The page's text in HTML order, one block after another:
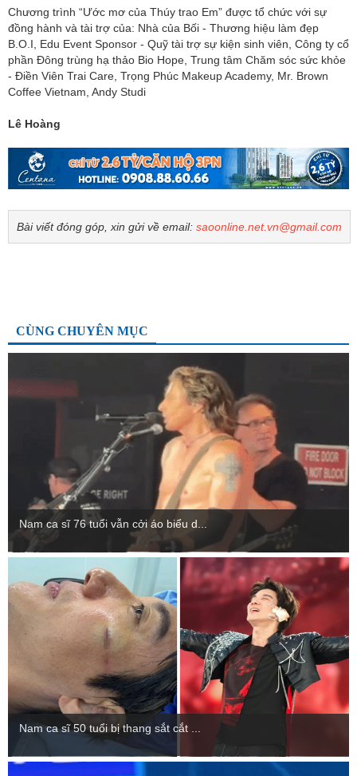
Chương trình “Ước mơ của Thúy trao Em” được tổ chức với sự
đồng hành và tài trợ của: Nhà của Bối - Thương hiệu làm đẹp
B.O.I, Edu Event Sponsor - Quỹ tài trợ sự kiện sinh viên, Công ty cổ
phần Đông trùng hạ thảo Bio Hope, Trung tâm Chăm sóc sức khỏe
- Điền Viên Trai Care, Trọng Phúc Makeup Academy, Mr. Brown
Coffee Vietnam, Andy Studi
Lê Hoàng
Bài viết đóng góp, xin gửi về email: saoonline.net.vn@gmail.com
CÙNG CHUYÊN MỤC
Nam ca sĩ 76 tuổi vẫn cởi áo biểu d...
Nam ca sĩ 50 tuổi bị thang sắt cắt ...